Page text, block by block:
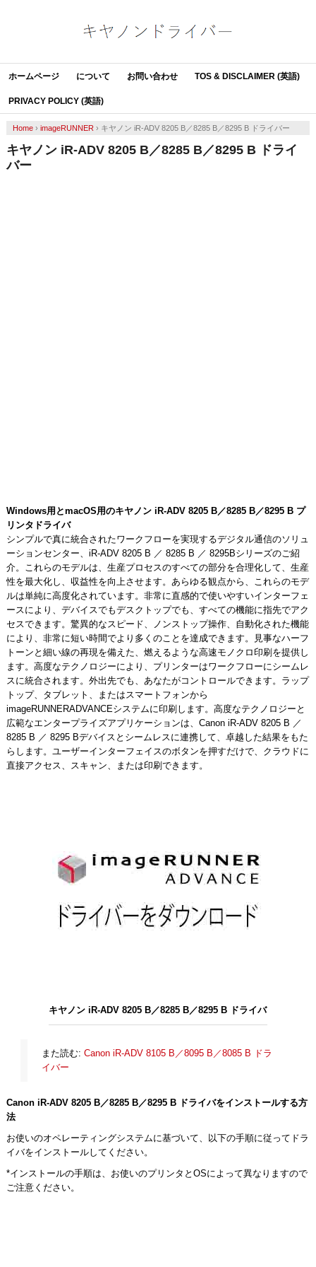
ホームページ について お問い合わせ TOS & DISCLAIMER (英語)
PRIVACY POLICY (英語)
Home› imageRUNNER › キヤノン iR-ADV 8205 B／8285 B／8295 B ドライバー
キヤノン iR-ADV 8205 B／8285 B／8295 B ドライ
バー
Windows用とmacOS用のキヤノン iR-ADV 8205 B／8285 B／8295 B プ
リンタドライバ
シンプルで真に統合されたワークフローを実現するデジタル通信のソリュ
ーションセンター、iR-ADV 8205 B ／ 8285 B ／ 8295Bシリーズのご紹
介。これらのモデルは、生産プロセスのすべての部分を合理化して、生産
性を最大化し、収益性を向上させます。あらゆる観点から、これらのモデ
ルは単純に高度化されています。非常に直感的で使いやすいインターフェ
ースにより、デバイスでもデスクトップでも、すべての機能に指先でアク
セスできます。驚異的なスピード、ノンストップ操作、自動化された機能
により、非常に短い時間でより多くのことを達成できます。見事なハーフ
トーンと細い線の再現を備えた、燃えるような高速モノクロ印刷を提供し
ます。高度なテクノロジーにより、プリンターはワークフローにシームレ
スに統合されます。外出先でも、あなたがコントロールできます。ラップ
トップ、タブレット、またはスマートフォンから
imageRUNNERADVANCEシステムに印刷します。高度なテクノロジーと
広範なエンタープライズアプリケーションは、Canon iR-ADV 8205 B ／
8285 B ／ 8295 Bデバイスとシームレスに連携して、卓越した結果をもた
らします。ユーザーインターフェイスのボタンを押すだけで、クラウドに
直接アクセス、スキャン、または印刷できます。
キヤノン iR-ADV 8205 B／8285 B／8295 B ドライバ
また読む: Canon iR-ADV 8105 B／8095 B／8085 B ドラ
イバー
Canon iR-ADV 8205 B／8285 B／8295 B ドライバをインストールする方
法
お使いのオペレーティングシステムに基づいて、以下の手順に従ってドラ
イバをインストールしてください。
*インストールの手順は、お使いのプリンタとOSによって異なりますので
ご注意ください。